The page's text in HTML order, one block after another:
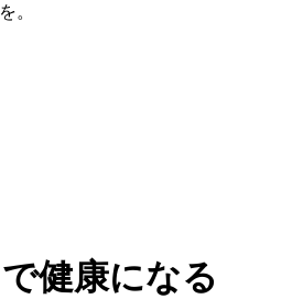
。
健康になる